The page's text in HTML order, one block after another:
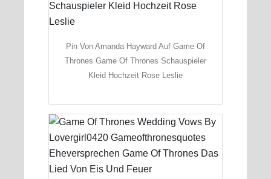
Pin Von Amanda Hayward Auf Game Of
Thrones Game Of Thrones Schauspieler
Kleid Hochzeit Rose Leslie